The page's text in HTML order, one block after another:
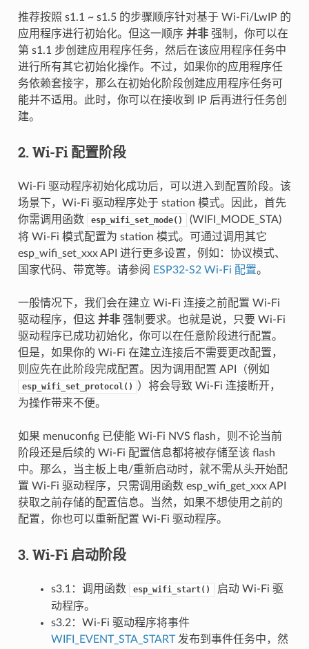
推荐按照 s1.1 ~ s1.5 的步骤顺序针对基于 Wi-Fi/LwIP 的
应用程序进行初始化。但这一顺序 并非强制，你可以在
第 s1.1 步创建应用程序任务，然后在该应用程序任务中
进行所有其它初始化操作。不过，如果你的应用程序任
务依赖套接字，那么在初始化阶段创建应用程序任务可
能并不适用。此时，你可以在接收到 IP 后再进行任务创
建。
2. Wi-Fi 配置阶段
Wi-Fi 驱动程序初始化成功后，可以进入到配置阶段。该
场景下，Wi-Fi 驱动程序处于 station 模式。因此，首先
你需调用函数
esp_wifi_set_mode()
(WIFI_MODE_STA)
将 Wi-Fi 模式配置为 station 模式。可通过调用其它
esp_wifi_set_xxx API 进行更多设置，例如：协议模式、
国家代码、带宽等。请参阅
ESP32-S2 Wi-Fi 配置。
一般情况下，我们会在建立 Wi-Fi 连接之前配置 Wi-Fi
驱动程序，但这 并非强制要求。也就是说，只要 Wi-Fi
驱动程序已成功初始化，你可以在任意阶段进行配置。
但是，如果你的 Wi-Fi 在建立连接后不需要更改配置，
则应先在此阶段完成配置。因为调用配置 API（例如
esp_wifi_set_protocol()
）将会导致 Wi-Fi 连接断开，
为操作带来不便。
如果 menuconfig 已使能 Wi-Fi NVS flash，则不论当前
阶段还是后续的 Wi-Fi 配置信息都将被存储至该 flash
中。那么，当主板上电/重新启动时，就不需从头开始配
置 Wi-Fi 驱动程序，只需调用函数 esp_wifi_get_xxx API
获取之前存储的配置信息。当然，如果不想使用之前的
配置，你也可以重新配置 Wi-Fi 驱动程序。
3. Wi-Fi 启动阶段
s3.1：调用函数 esp_wifi_start()
启动 Wi-Fi 驱
动程序。
s3.2：Wi-Fi 驱动程序将事件
WIFI_EVENT_STA_START发布到事件任务中，然